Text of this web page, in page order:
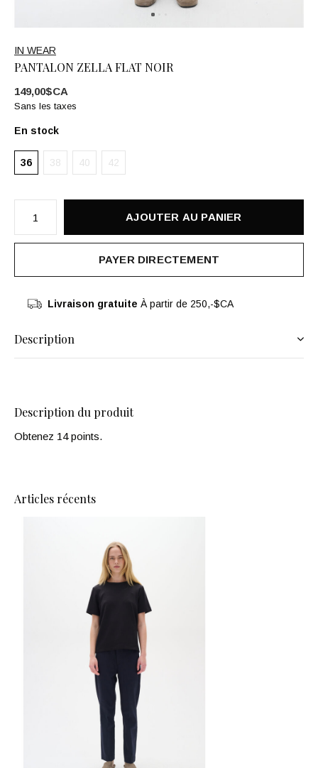
IN WEAR
PANTALON ZELLA FLAT NOIR
149,00$CA
Sans les taxes
En stock
36 38 40 42
AJOUTER AU PANIER
PAYER DIRECTEMENT
Livraison gratuite À partir de 250,-$CA
Description
Description du produit
Obtenez 14 points.
Articles récents